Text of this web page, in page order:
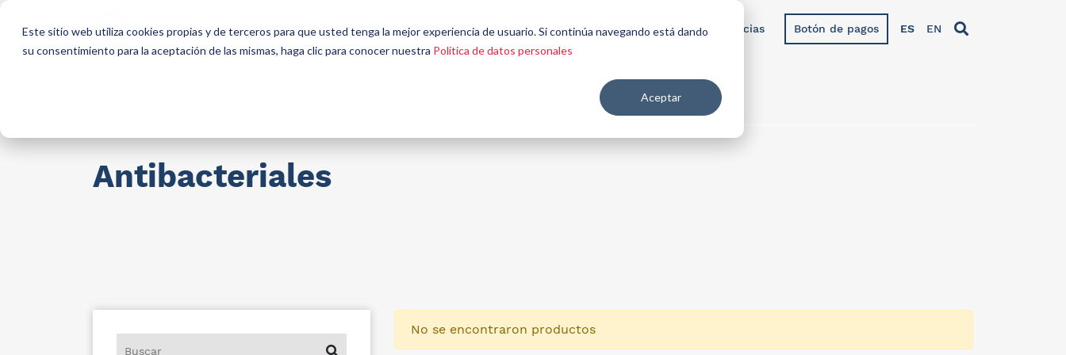
Este sitio web utiliza cookies propias y de terceros para que usted tenga la mejor experiencia de usuario. Si continúa navegando está dando
su consentimiento para la aceptación de las mismas, haga clic para conocer nuestra Política de datos personales
Aceptar
somos
aliados
mercados
Contáctenos Noticias Botón de pagos ES EN
Antibacteriales
No se encontraron productos